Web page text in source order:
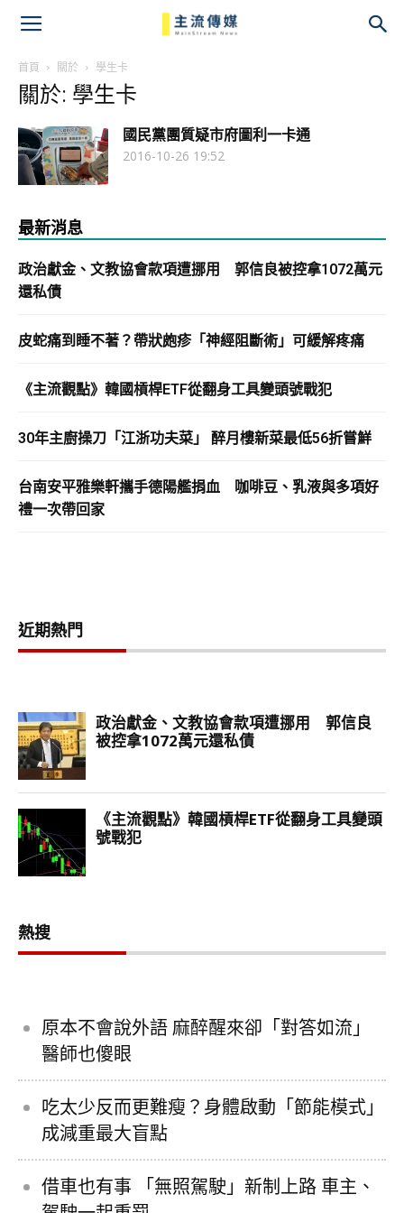
首頁 關於 學生卡
關於: 學生卡
國民黨團質疑市府圖利一卡通
2016-10-26 19:52
最新消息
政治獻金、文教協會款項遭挪用 郭信良被控拿1072萬元
還私債
皮蛇痛到睡不著？帶狀皰疹「神經阻斷術」可緩解疼痛
《主流觀點》韓國槓桿ETF從翻身工具變頭號戰犯
30年主廚操刀「江浙功夫菜」 醉月樓新菜最低56折嘗鮮
台南安平雅樂軒攜手德陽艦捐血 咖啡豆、乳液與多項好
禮一次帶回家
近期熱門
熱搜
原本不會說外語 麻醉醒來卻「對答如流」
醫師也傻眼
吃太少反而更難瘦？身體啟動「節能模式」
成減重最大盲點
借車也有事 「無照駕駛」新制上路 車主、